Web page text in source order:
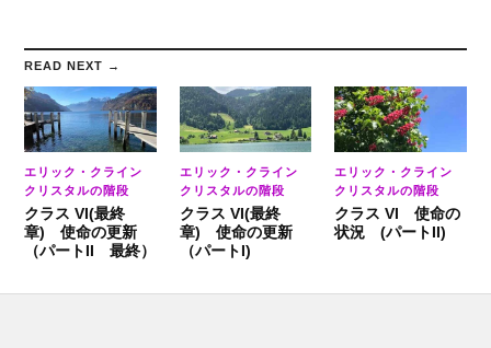
READ NEXT →
エリック・クライン
クリスタルの階段
クラス VI(最終
章) 使命の更新
（パートII 最終）
エリック・クライン
クリスタルの階段
クラス VI(最終
章) 使命の更新
（パートI)
エリック・クライン
クリスタルの階段
クラス VI 使命の
状況 (パートII)